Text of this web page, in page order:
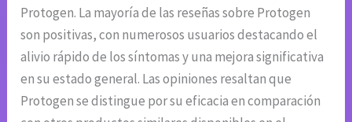
Protogen. La mayoría de las reseñas sobre Protogen
son positivas, con numerosos usuarios destacando el
alivio rápido de los síntomas y una mejora significativa
en su estado general. Las opiniones resaltan que
Protogen se distingue por su eficacia en comparación